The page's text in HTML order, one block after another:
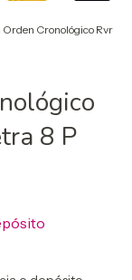
Orden Cronológico Rvr
8 P